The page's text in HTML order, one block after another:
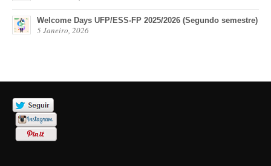
Welcome Days UFP/ESS-FP 2025/2026 (Segundo semestre)
5 Janeiro, 2026